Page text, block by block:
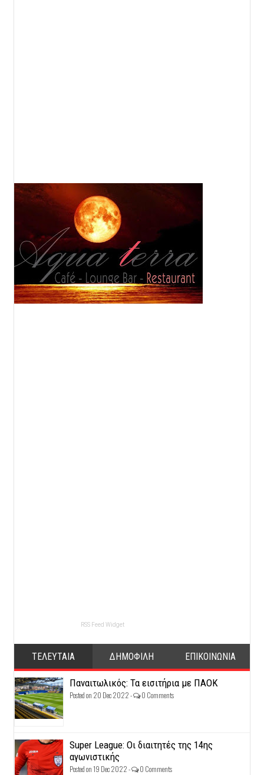
RSS Feed Widget
ΤΕΛΕΥΤΑΙΑ ΔΗΜΟΦΙΛΗ ΕΠΙΚΟΙΝΩΝΙΑ
Παναιτωλικός: Τα εισιτήρια με ΠΑΟΚ
Posted on 20 Dec 2022 - 0 Comments
Super League: Οι διαιτητές της 14ης
αγωνιστικής
Posted on 19 Dec 2022 - 0 Comments